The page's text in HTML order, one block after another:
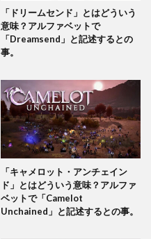
「ドリームセンド」とはどういう
意味？アルファベットで
「Dreamsend」と記述するとの
事。
「キャメロット・アンチェイン
ド」とはどういう意味？アルファ
ベットで「Camelot
Unchained」と記述するとの事。